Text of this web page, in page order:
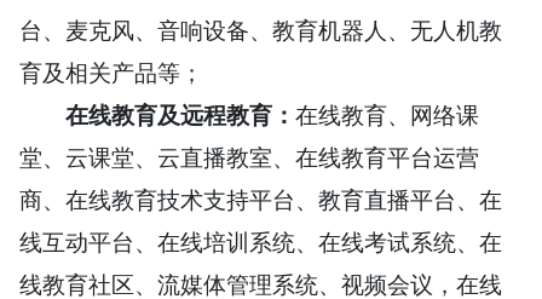
台、麦克风、音响设备、教育机器人、无人机教
育及相关产品等；
在线教育及远程教育： 在线教育、网络课
堂、云课堂、云直播教室、在线教育平台运营
商、在线教育技术支持平台、教育直播平台、在
线互动平台、在线培训系统、在线考试系统、在
线教育社区、流媒体管理系统、视频会议，在线